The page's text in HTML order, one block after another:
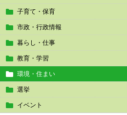
子育て・保育
市政・行政情報
暮らし・仕事
教育・学習
環境・住まい
選挙
イベント